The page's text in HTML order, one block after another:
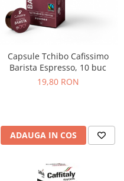
Capsule Tchibo Cafissimo
Barista Espresso, 10 buc
19,80 RON
ADAUGA IN COS